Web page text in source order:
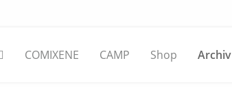
COMIXENE CAMP Shop Archiv